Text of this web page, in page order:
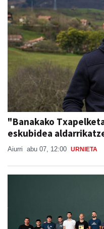
"Banakako
eskubidea
Aiurri abu 07, 12:00 URNIETA